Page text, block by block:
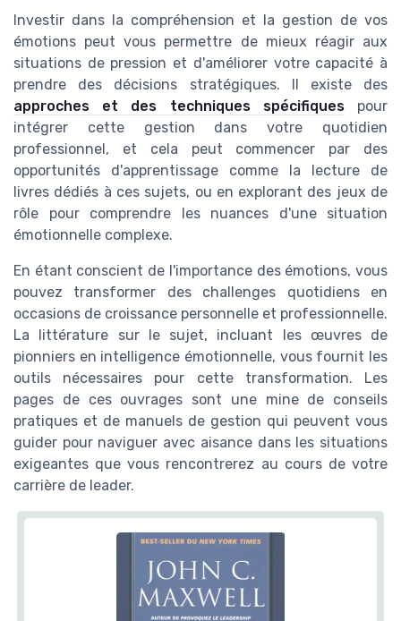
Investir dans la compréhension et la gestion de vos
émotions peut vous permettre de mieux réagir aux
situations de pression et d'améliorer votre capacité à
prendre des décisions stratégiques. Il existe des
approches et des techniques spécifiquespour
intégrer cette gestion dans votre quotidien
professionnel, et cela peut commencer par des
opportunités d'apprentissage comme la lecture de
livres dédiés à ces sujets, ou en explorant des jeux de
rôle pour comprendre les nuances d'une situation
émotionnelle complexe.
En étant conscient de l'importance des émotions, vous
pouvez transformer des challenges quotidiens en
occasions de croissance personnelle et professionnelle.
La littérature sur le sujet, incluant les œuvres de
pionniers en intelligence émotionnelle, vous fournit les
outils nécessaires pour cette transformation. Les
pages de ces ouvrages sont une mine de conseils
pratiques et de manuels de gestion qui peuvent vous
guider pour naviguer avec aisance dans les situations
exigeantes que vous rencontrerez au cours de votre
carrière de leader.